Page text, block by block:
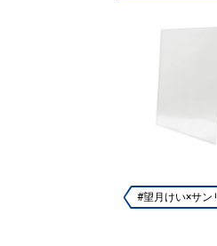
#望月けい×サン